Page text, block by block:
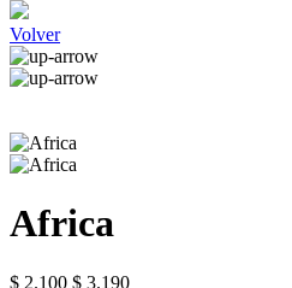
Volver
Africa
$ 2.100 $ 3.190